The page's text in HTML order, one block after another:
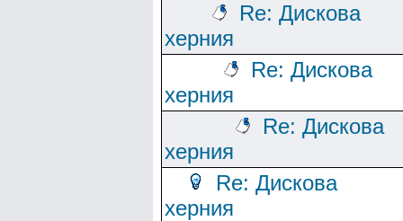
Re: Дискова
херния
Re: Дискова
херния
Re: Дискова
херния
Re: Дискова
херния